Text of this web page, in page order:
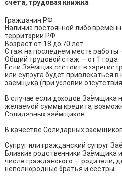
счета, трудовая книжка
Гражданин РФ
Наличие постоянной либо
территории РФ
Возраст от 18 до 70 лет
Стаж на последнем месте работы
Общий трудовой стаж — от 1 года
Если Заёмщик состоит в
или супруга будет привлекаться
заемщика (при условии
В случае если доходов Заёмщика
желаемой суммы кредита,
Солидарных заёмщиков.
В качестве Солидарных
Супруг или гражданский супруг
Близкие родственники Заёмщика
числе гражданского — родители,
неполнородные братья и сестры